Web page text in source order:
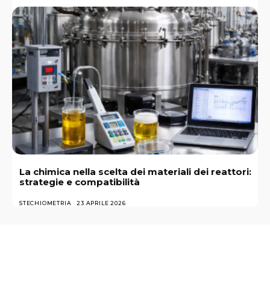
La chimica nella scelta dei materiali dei reattori:
strategie e compatibilità
STECHIOMETRIA 23 APRILE 2026